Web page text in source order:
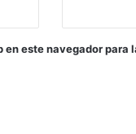
este navegador para